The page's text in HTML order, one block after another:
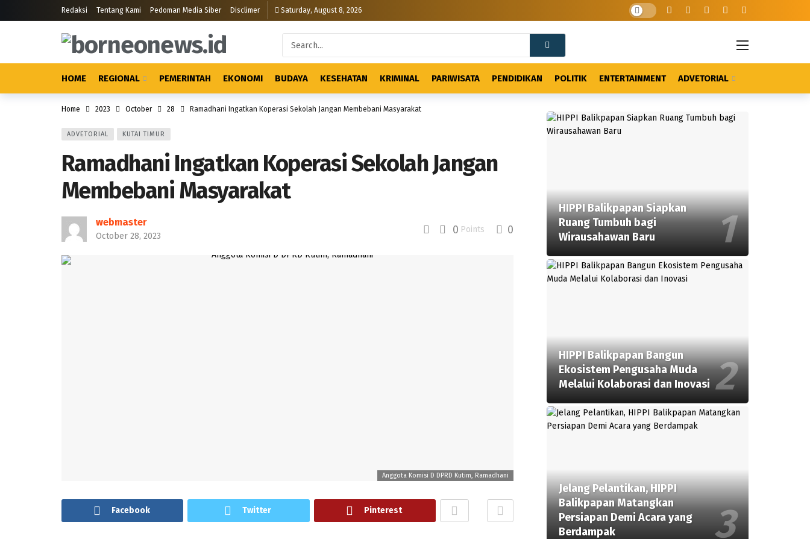
Redaksi Tentang Kami Pedoman Media Siber Disclimer Saturday, August 8, 2026
HOME REGIONAL PEMERINTAH EKONOMI BUDAYA KESEHATAN KRIMINAL PARIWISATA PENDIDIKAN POLITIK ENTERTAINMENT ADVETORIAL
Home 2023 October 28 Ramadhani Ingatkan Koperasi Sekolah Jangan Membebani Masyarakat
ADVETORIAL KUTAI TIMUR
Ramadhani Ingatkan Koperasi Sekolah Jangan
Membebani Masyarakat
webmaster
October 28, 2023 0 Points 0
Anggota Komisi D DPRD Kutim, Ramadhani
Facebook Twitter Pinterest
HIPPI Balikpapan Siapkan
Ruang Tumbuh bagi
Wirausahawan Baru
HIPPI Balikpapan Bangun
Ekosistem Pengusaha Muda
Melalui Kolaborasi dan Inovasi
Jelang Pelantikan, HIPPI
Balikpapan Matangkan
Persiapan Demi Acara yang
Berdampak